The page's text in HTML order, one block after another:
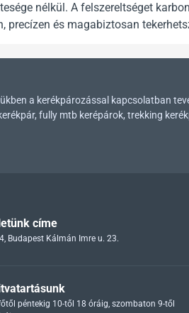
nélkül. A felszereltséget
precízen és magabiztosan
a kerékpározással kapcsolatban
fully mtb kerépárok, trekking
címe
Budapest Kálmán Imre u. 23.
péntekig 10-től 18 óráig, szombaton 9-től